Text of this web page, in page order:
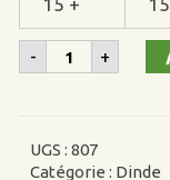
- quantité
de
+
UGS :807
Catégorie : Dinde